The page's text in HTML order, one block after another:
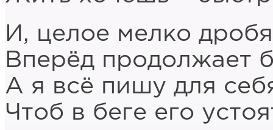
И, целое мелко
Вперёд продолжает
А я всё пишу для
Чтоб в беге его